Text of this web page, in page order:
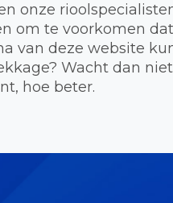
onze
om te voorkomen
van deze website
Wacht dan
hoe beter.